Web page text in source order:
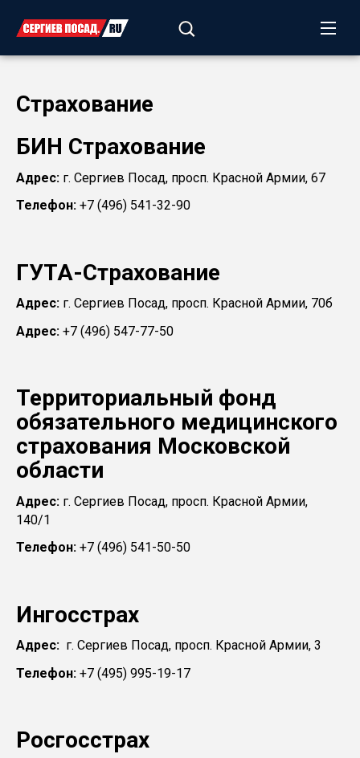
Страхование
БИН Страхование
Адрес: г. Сергиев Посад, просп. Красной Армии, 67
Телефон: +7 (496) 541-32-90
ГУТА-Страхование
Адрес: г. Сергиев Посад, просп. Красной Армии, 70б
Адрес: +7 (496) 547-77-50
Территориальный фонд
обязательного медицинского
страхования Московской
области
Адрес: г. Сергиев Посад, просп. Красной Армии,
140/1
Телефон: +7 (496) 541-50-50
Ингосстрах
Адрес: г. Сергиев Посад, просп. Красной Армии, 3
Телефон: +7 (495) 995-19-17
Росгосстрах